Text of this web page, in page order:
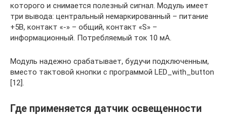
которого и снимается полезный сигнал. Модуль имеет
три вывода: центральный немаркированный – питание
+5В, контакт «-» – общий, контакт «S» –
информационный. Потребляемый ток 10 мА.
Модуль надежно срабатывает, будучи подключенным,
вместо тактовой кнопки с программой LED_with_button
[12].
Где применяется датчик освещенности